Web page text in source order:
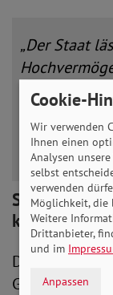
„Der Staat
gespart –
SoVD
kritisch
Der SoVD
Cookie-
Wir verwenden
Ihnen einen
Analysen
selbst
verwenden
Möglichkeit,
Weitere
Drittanbieter,
und im
Anpassen